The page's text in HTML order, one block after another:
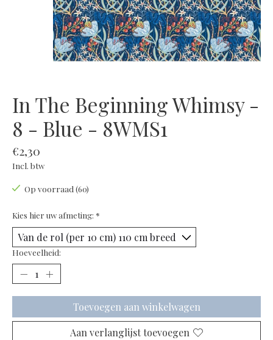
In The Beginning Whimsy -
8 - Blue - 8WMS1
€2,30
Incl. btw
Op voorraad (60)
Kies hier uw afmeting: *
Hoeveelheid:
Toevoegen aan winkelwagen
Aan verlanglijst toevoegen